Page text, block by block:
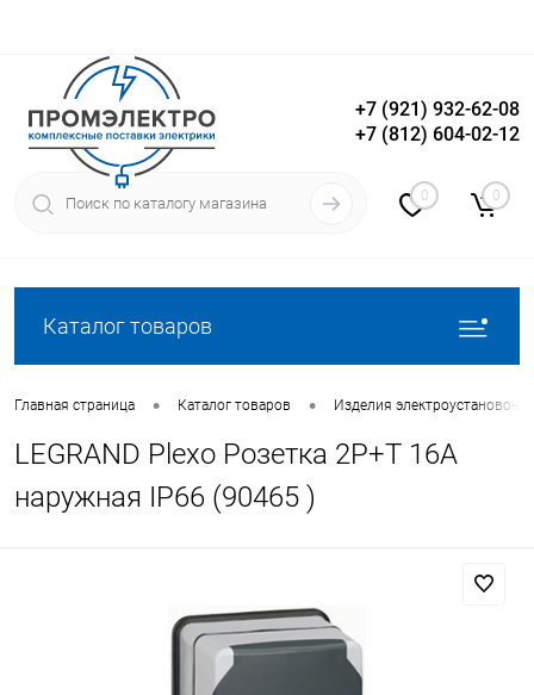
Вход Регистрация
+7 (921) 932-62-08
+7 (812) 604-02-12
0 0
Каталог товаров
Главная страница • Каталог товаров • Изделия
LEGRAND Plexo Розетка 2P+T 16A
наружная IP66 (90465 )